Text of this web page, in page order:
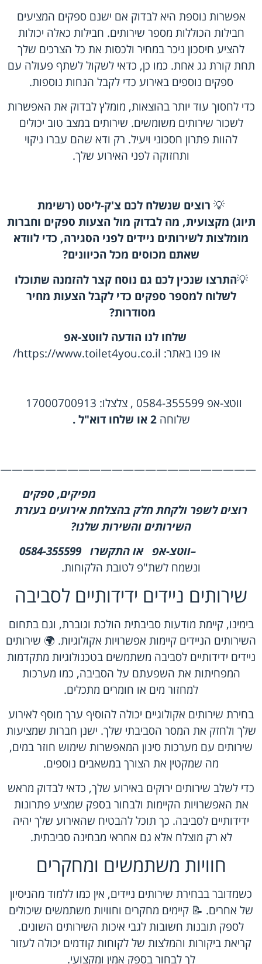
אפשרות נוספת היא לבדוק אם ישנם ספקים המציעים
חבילות הכוללות מספר שירותים. חבילות כאלה יכולות
להציע חיסכון ניכר במחיר ולכסות את כל הצרכים שלך
תחת קורת גג אחת. כמו כן, כדאי לשקול לשתף פעולה עם
ספקים נוספים באירוע כדי לקבל הנחות נוספות.
כדי לחסוך עוד יותר בהוצאות, מומלץ לבדוק את האפשרות
לשכור שירותים משומשים. שירותים במצב טוב יכולים
להוות פתרון חסכוני ויעיל. רק ודא שהם עברו ניקוי
ותחזוקה לפני האירוע שלך.
💡 רוצים שנשלח לכם צ'ק-ליסט (רשימת
תיוג) מקצועית, מה לבדוק מול הצעות ספקים וחברות
מומלצות לשירותים ניידים לפני הסגירה, כדי לוודא
שאתם מכוסים מכל הכיוונים?
💡התרצו שנכין לכם גם נוסח קצר להזמנה שתוכלו
לשלוח למספר ספקים כדי לקבל הצעות מחיר
מסודרות?
שלחו לנו הודעה לווטצ-אפ
או פנו באתר: https://www.toilet4you.co.il/
ווטצ-אפ
17000700913
שלוחה2 או שלחו דוא"ל.
מפיקים, ספקים
רוצים לשפר ולקחת חלק בהצלחת אירועים בעזרת
השירותים והשירות שלנו?
–ווטצ-אפ או התקשרו 0584-355599
ונשמח לשת"פ לטובת הלקוחות.
שירותים ניידים ידידותיים לסביבה
בימינו, קיימת מודעות סביבתית הולכת וגוברת, וגם בתחום
השירותים הניידים קיימות אפשרויות אקולוגיות. 🌍 שירותים
ניידים ידידותיים לסביבה משתמשים בטכנולוגיות מתקדמות
המפחיתות את השפעתם על הסביבה, כמו מערכות
למחזור מים או חומרים מתכלים.
בחירת שירותים אקולוגיים יכולה להוסיף ערך מוסף לאירוע
שלך ולחזק את המסר הסביבתי שלך. ישנן חברות שמציעות
שירותים עם מערכות סינון המאפשרות שימוש חוזר במים,
מה שמקטין את הצורך במשאבים נוספים.
כדי לשלב שירותים ירוקים באירוע שלך, כדאי לבדוק מראש
את האפשרויות הקיימות ולבחור בספק שמציע פתרונות
ידידותיים לסביבה. כך תוכל להבטיח שהאירוע שלך יהיה
לא רק מוצלח אלא גם אחראי מבחינה סביבתית.
חוויות משתמשים ומחקרים
כשמדובר בבחירת שירותים ניידים, אין כמו ללמוד מהניסיון
של אחרים. 📝 קיימים מחקרים וחוויות משתמשים שיכולים
לספק תובנות חשובות לגבי איכות השירותים השונים.
קריאת ביקורות והמלצות של לקוחות קודמים יכולה לעזור
לך לבחור בספק אמין ומקצועי.